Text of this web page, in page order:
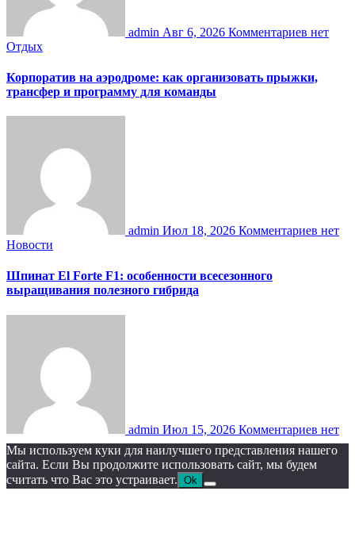
admin Авг 6, 2026 Комментариев нет
Отдых
Корпоратив на аэродроме: как организовать прыжки,
трансфер и программу для команды
admin Июл 18, 2026 Комментариев нет
Новости
Шпинат El Forte F1: особенности всесезонного
выращивания полезного гибрида
admin Июл 15, 2026 Комментариев нет
Мы используем куки для наилучшего представления нашего
сайта. Если Вы продолжите использовать сайт, мы будем
считать что Вас это устраивает. Ok